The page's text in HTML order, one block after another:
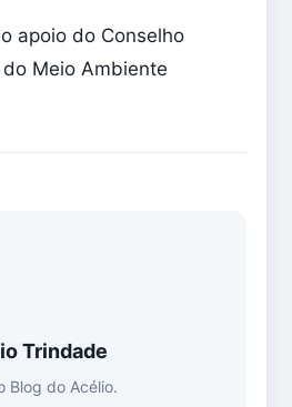
apoio do Conselho
Meio Ambiente
Trindade
Blog do Acélio.